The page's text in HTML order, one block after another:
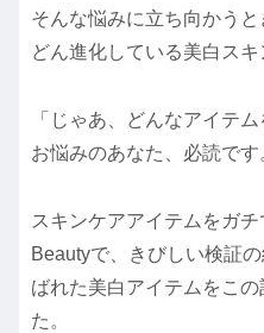
そんな悩みに立ち向かう
どん進化している美白スキ
「じゃあ、どんなアイテ
お悩みのあなた、必読です
スキンケアアイテムをガ
Beautyで、きびしい検証
ばれた美白アイテムをこ
た。